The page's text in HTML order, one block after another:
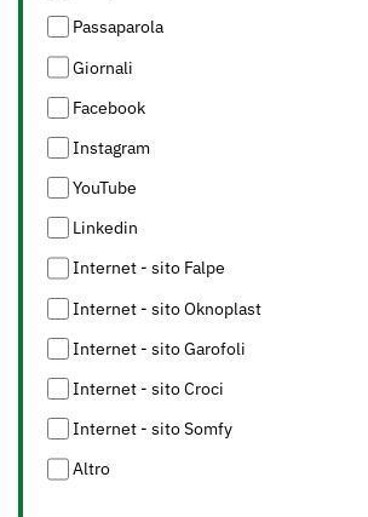
Passaparola
Giornali
Facebook
Instagram
YouTube
Linkedin
Internet - sito Falpe
Internet - sito Oknoplast
Internet - sito Garofoli
Internet - sito Croci
Internet - sito Somfy
Altro